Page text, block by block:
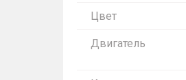
Цвет
Двигатель